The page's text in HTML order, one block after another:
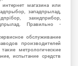
магазина или
западпрылад,
захидприбор,
Правильно -
обслуживание
производителей
метрологические
испытание средств